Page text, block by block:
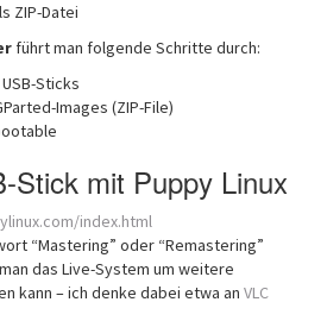
ZIP-Datei
führt man folgende Schritte durch:
Sticks
Images (ZIP-File)
Stick mit Puppy Linux
index.html
“Mastering” oder “Remastering”
das Live-System um weitere
kann – ich denke dabei etwa an VLC